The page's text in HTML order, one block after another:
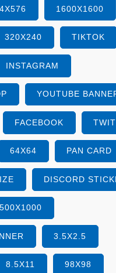
1600X1600
320X240 TIKTOK
INSTAGRAM
YOUTUBE
FACEBOOK
64X64 PAN CARD
DISCORD
3.5X2.5
8.5X11 98X98